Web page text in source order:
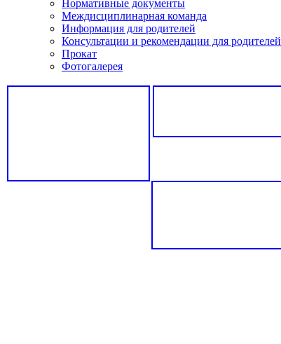
Нормативные документы
Междисциплинарная команда
Информация для родителей
Консультации и рекомендации для родителей
Прокат
Фотогалерея